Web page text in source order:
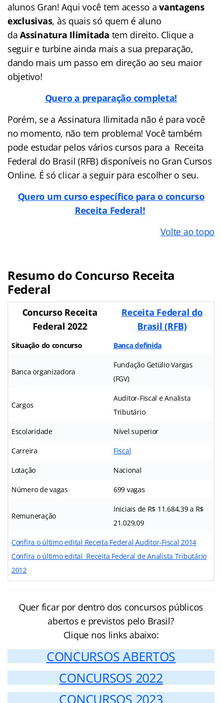
alunos Gran! Aqui você tem acesso avantagens
exclusivas, às quais só quem é aluno
daAssinatura Ilimitada tem direito. Clique a
seguir e turbine ainda mais a sua preparação,
dando mais um passo em direção ao seu maior
objetivo!
Quero a preparação completa!
Porém, se a Assinatura Ilimitada não é para você
no momento, não tem problema! Você também
pode estudar pelos vários cursos para a Receita
Federal do Brasil (RFB) disponíveis no Gran Cursos
Online. É só clicar a seguir para escolher o seu.
Quero um curso específico para o concurso
Receita Federal!
Volte ao topo
Resumo do Concurso Receita
Federal
Concurso Receita
Federal 2022
Receita Federal do
Brasil (RFB)
Situação do concurso Banca definida
Banca organizadora
Fundação Getúlio Vargas
(FGV)
Cargos
Auditor-Fiscal e Analista
Tributário
Escolaridade Nível superior
Carreira Fiscal
Lotação Nacional
Número de vagas 699 vagas
Remuneração
Iniciais de R$ 11.684,39 a R$
21.029,09
Confira o último edital Receita Federal Auditor-Fiscal 2014
Confira o último edital Receita Federal de Analista Tributário
2012
Quer ficar por dentro dos concursos públicos
abertos e previstos pelo Brasil?
Clique nos links abaixo:
CONCURSOS ABERTOS
CONCURSOS 2022
CONCURSOS 2023